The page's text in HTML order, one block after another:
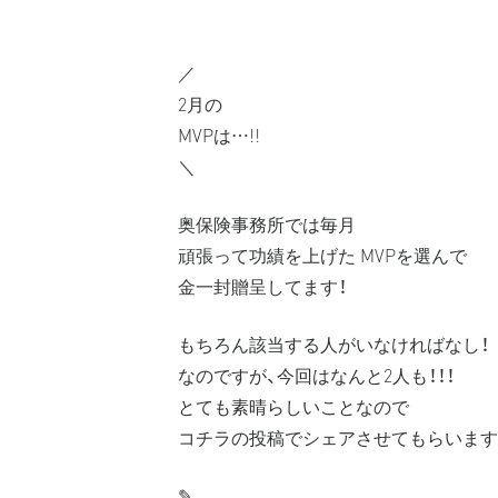
／
2月の
MVPは…!!
＼
奥保険事務所では毎月
頑張って功績を上げた MVPを選んで
金一封贈呈してます！
もちろん該当する人がいなければなし！
なのですが、今回はなんと2人も！！！
とても素晴らしいことなので
コチラの投稿でシェアさせてもらいま